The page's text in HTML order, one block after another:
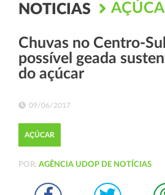
NOTICIAS
Chuvas no Centro-
possível geada
do açúcar
09/06/2017
AÇÚCAR
POR: AGÊNCIA UDOP DE NOTÍCIAS